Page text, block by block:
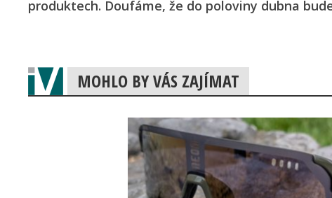
produktech. Doufáme, že do poloviny dubna
MOHLO BY VÁS ZAJÍMAT